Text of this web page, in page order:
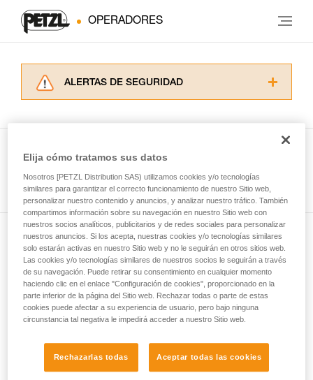
OPERADORES
ALERTAS DE SEGURIDAD
Dominar estas técnicas requiere una formación
y un entrenamiento específico. Confirme a
través de un profesional su capacidad para
ejecutar estas técnicas, solo y con total
seguridad, antes de ejecutarlas de forma
autónoma.
Damos ejemplos de técnicas relacionadas con
su actividad. Pueden existir otras que no
describimos aquí.
Ver todas las técnicas
Suscríbase al boletín
y mantente conectado con nuestras noticias
Email *
Elija cómo tratamos sus datos
Nosotros [PETZL Distribution SAS) utilizamos cookies y/o tecnologías
similares para garantizar el correcto funcionamiento de nuestro Sitio web,
personalizar nuestro contenido y anuncios, y analizar nuestro tráfico. También
compartimos información sobre su navegación en nuestro Sitio web con
nuestros socios analíticos, publicitarios y de redes sociales para personalizar
nuestros anuncios. Si los acepta, nuestras cookies y/o tecnologías similares
solo estarán activas en nuestro Sitio web y no le seguirán en otros sitios web.
Las cookies y/o tecnologías similares de nuestros socios le seguirán a través
de su navegación. Puede retirar su consentimiento en cualquier momento
haciendo clic en el enlace "Configuración de cookies", proporcionado en la
parte inferior de la página del Sitio web. Rechazar todas o parte de estas
cookies puede afectar a su experiencia de usuario, pero bajo ninguna
circunstancia tal negativa le impedirá acceder a nuestro Sitio web.
Rechazarlas todas Aceptar todas las cookies